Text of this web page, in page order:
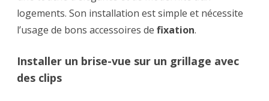
logements. Son installation est simple et nécessite
l’usage de bons accessoires de fixation.
Installer un brise-vue sur un grillage avec
des clips